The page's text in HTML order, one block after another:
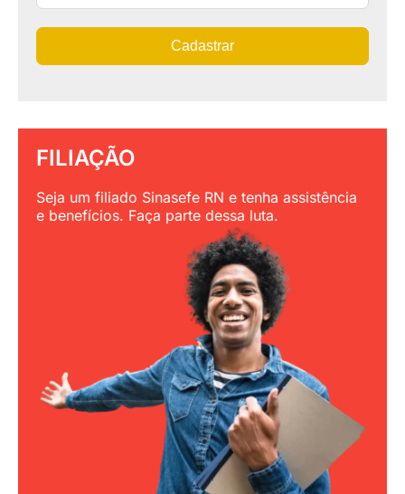
Cadastrar
FILIAÇÃO
Seja um filiado Sinasefe RN e tenha assistência
e benefícios. Faça parte dessa luta.